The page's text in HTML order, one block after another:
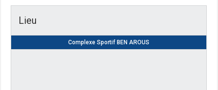
Lieu
Complexe Sportif BEN AROUS